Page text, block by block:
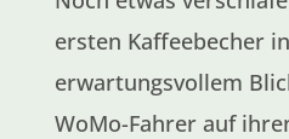
ersten Kaffeebecher
erwartungsvollem
WoMo-Fahrer auf